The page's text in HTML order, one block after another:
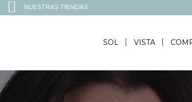
NUESTRAS TIENDAS
SOL VISTA